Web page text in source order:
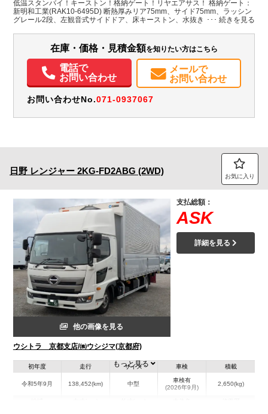
低温スタンバイ！キーストン！格納ゲート！リヤエアサス！ 格納ゲート：
新明和工業(RAK10-6495D) 断熱厚みリア75mm、サイド75mm、ラッシン
グレール2段、左観音式サイドドア、床キーストン、水抜き穴4個、パレテ
ト、右側FRP工具箱。
在庫・価格・見積金額を知りたい方はこちら
電話で
お問い合わせ
メールで
お問い合わせ
お問い合わせNo.071-0937067
日野 レンジャー 2KG-FD2ABG (2WD) お気に入り
他の画像を見る
ウシトラ 京都支店/㈱ウシジマ(京都府)
支払総額：
ASK
詳細を見る
初年度
令和5年9月
走行
138,452(km)
サイズ
中型
車検
車検有
(2026年9月)
積載
2,650(kg)
もっと見る